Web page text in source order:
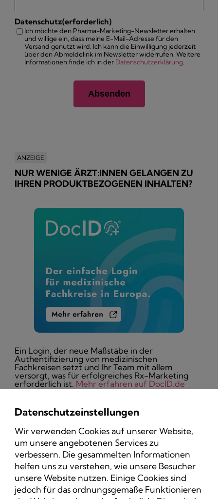
Datenschutz(erforderlich)
Ich möchte den Pharma-Marketing-Newsletter erhalten
und willige ein, dass meine E-Mail-Adresse für den
Versand genutzt wird. Ich kann die Einwilligung jederzeit
über den Abmeldelink im Newsletter widerrufen. Weitere
Informationen finde ich in der Datenschutzerklärung
ANZEIGE
NUR WENIGE ÄRZT:INNEN GELANGEN ZU
IHREN PRODUKTBEZOGENEN INHALTEN?
Ein Login, der neue Maßstäbe in der
Authentifizierung von medizinischen
Fachkreisen setzt und Ihr Team mit allem
versorgt, was für erfolgreiches Rx-Marketing
erforderlich ist. Mehr erfahren auf DocID.de
Datenschutz
Impressum
Datenschutzeinstellungen
Wir verwenden Cookies auf unserer Website,
um unsere angebotenen Services zu
verbessern. Die gesammelten Informationen
helfen uns zu verstehen, wie unsere Besucher
unsere Website nutzen. Einige Cookies sind
jedoch für das ordnungsgemäße Funktionieren